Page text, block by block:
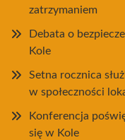
zatrzymaniem
Debata o
Kole
Setna rocznica
w społeczności
Konferencja
się w Kole